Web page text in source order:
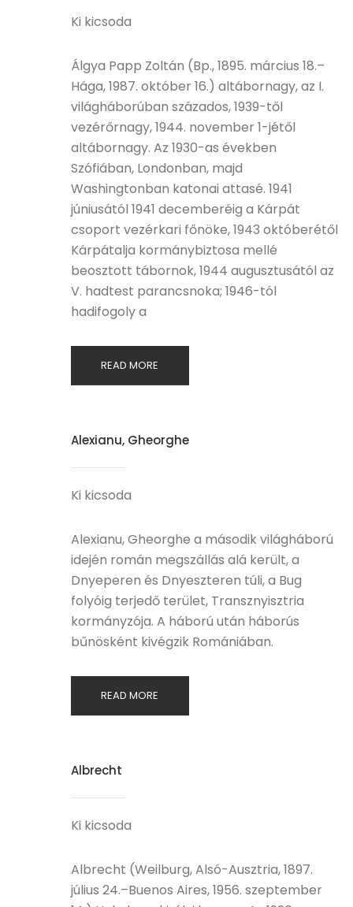
Ki kicsoda
Álgya Papp Zoltán (Bp., 1895. március 18.–
Hága, 1987. október 16.) altábornagy, az I.
világháborúban százados, 1939-től
vezérőrnagy, 1944. november 1-jétől
altábornagy. Az 1930-as években
Szófiában, Londonban, majd
Washingtonban katonai attasé. 1941
júniusától 1941 decemberéig a Kárpát
csoport vezérkari főnöke, 1943 októberétől
Kárpátalja kormánybiztosa mellé
beosztott tábornok, 1944 augusztusától az
V. hadtest parancsnoka; 1946-tól
hadifogoly a
READ MORE
Alexianu, Gheorghe
Ki kicsoda
Alexianu, Gheorghe a második világháború
idején román megszállás alá került, a
Dnyeperen és Dnyeszteren túli, a Bug
folyóig terjedő terület, Transznyisztria
kormányzója. A háború után háborús
bűnösként kivégzik Romániában.
READ MORE
Albrecht
Ki kicsoda
Albrecht (Weilburg, Alsó-Ausztria, 1897.
július 24.–Buenos Aires, 1956. szeptember